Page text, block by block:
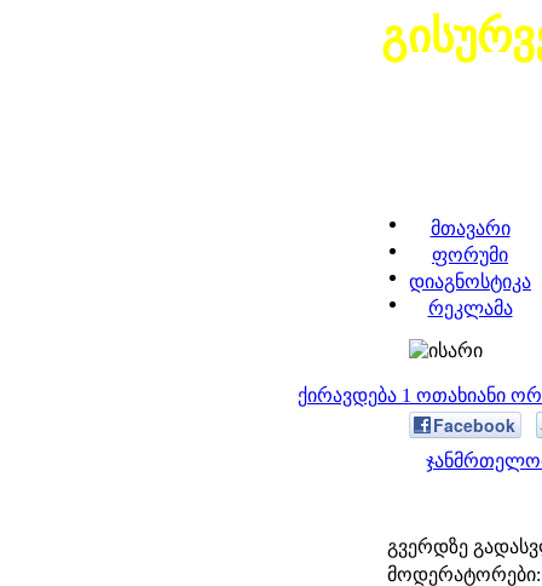
მთავარი
ფორუმი
დიაგნოსტიკა
რეკლამა
ქირავდება 1 ოთახიანი
Facebook
გვერდზე
მოდერატორები: